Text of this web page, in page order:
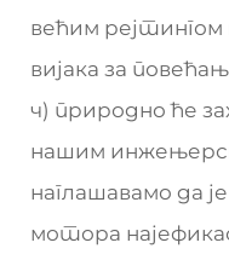
већим
вијака за
ч) природно ће
нашим
наглашавамо да
мотора